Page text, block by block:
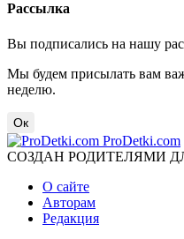
Рассылка
Вы подписались на нашу
Мы будем присылать вам
неделю.
Ок
ProDetki.com
СОЗДАН РОДИТЕЛЯМИ
О сайте
Авторам
Редакция